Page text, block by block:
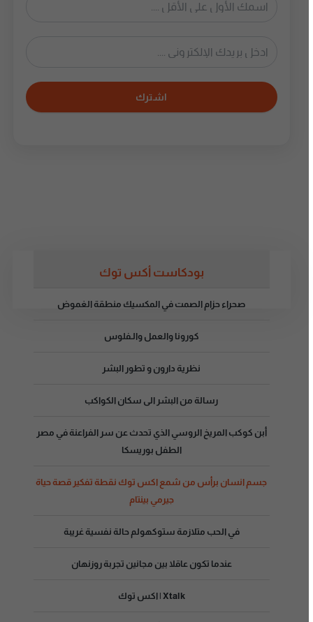
اشترك
بودكاست أكس توك
صحراء حزام الصمت في المكسيك منطقة الغموض
كورونا والعمل والـفلوس
نظرية دارون و تطور البشر
رسالة من البشر الى سكان الكواكب
أبن كوكب المريخ الروسي الذي تحدث عن سر الفراعنة في مصر
الطفل بوريسكا
جسم انسان برأس من شمع اكس توك نقطة تفكير قصة حياة
جيرمي بينتام
في الحب متلازمة ستوكهولم حالة نفسية غريبة
عندما تكون عاقلا بين مجانين تجربة روزنهان
Xtalk | اكس توك